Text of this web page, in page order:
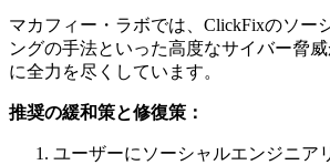
マカフィー・ラボでは、ClickFixのソー
ングの手法といった高度なサイバー脅
に全力を尽くしています。
推奨の緩和策と修復策：
ユーザーにソーシャルエンジニア